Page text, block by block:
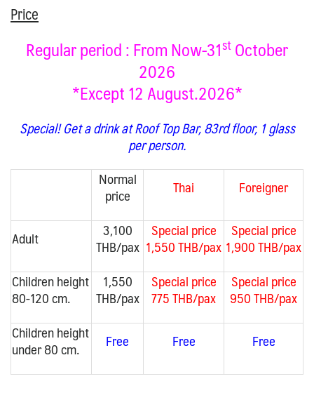
Price
Regular period : From Now-31stOctober
2026
*Except 12 August.2026*
Special! Get a drink at Roof Top Bar, 83rd floor, 1 glass
per person.
Normal
price Thai Foreigner
Adult 3,100
THB/pax
Special price
1,550 THB/pax
Special price
1,900 THB/pax
Children height
80-120 cm.
1,550
THB/pax
Special price
775 THB/pax
Special price
950 THB/pax
Children height
under 80 cm. Free Free Free